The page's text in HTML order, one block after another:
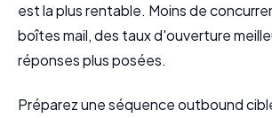
est la plus rentable. Moins de
boîtes mail, des taux d'ouverture
réponses plus posées.
Préparez une séquence outbound